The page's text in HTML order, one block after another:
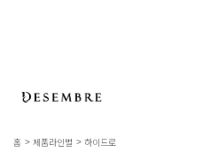
홈 제품라인별 하이드로